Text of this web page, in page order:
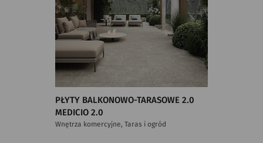
PŁYTY BALKONOWO-TARASOWE 2.0
MEDICIO 2.0
Wnętrza komercyjne, Taras i ogród